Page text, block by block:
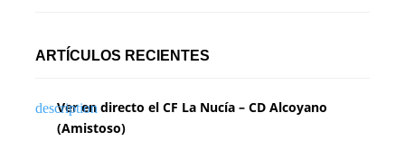
ARTÍCULOS RECIENTES
Ver en directo el CF La Nucía – CD Alcoyano
(Amistoso)